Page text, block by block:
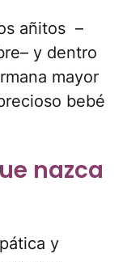
añitos –
y dentro
mayor
bebé
nazca
y